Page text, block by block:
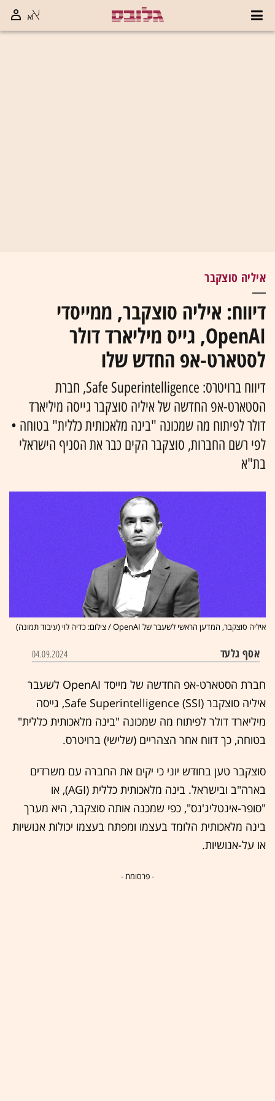
איליה סוצקבר
דיווח: איליה סוצקבר, ממייסדי
OpenAI, גייס מיליארד דולר
לסטארט-אפ החדש שלו
דיווח ברויטרס: Safe Superintelligence, חברת
הסטארט-אפ החדשה של איליה סוצקבר גייסה מיליארד
דולר לפיתוח מה שמכונה "בינה מלאכותית כללית" בטוחה •
לפי רשם החברות, סוצקבר הקים כבר את הסניף הישראלי
בת"א
איליה סוצקבר, המדען הראשי לשעבר של OpenAI / צילום: כדיה לוי (עיבוד תמונה)
אסף גלעד 04.09.2024
חברת הסטארט-אפ החדשה של מייסד OpenAI לשעבר
איליה סוצקבר Safe Superintelligence (SSI), גייסה
מיליארד דולר לפיתוח מה שמכונה "בינה מלאכותית כללית"
בטוחה, כך דווח אחר הצהריים (שלישי) ברויטרס.
סוצקבר טען בחודש יוני כי יקים את החברה עם משרדים
בארה"ב ובישראל. בינה מלאכותית כללית (AGI), או
"סופר-אינטליג'נס", כפי שמכנה אותה סוצקבר, היא מערך
בינה מלאכותית הלומד בעצמו ומפתח בעצמו יכולות אנושיות
או על-אנושיות.
- פרסומת -